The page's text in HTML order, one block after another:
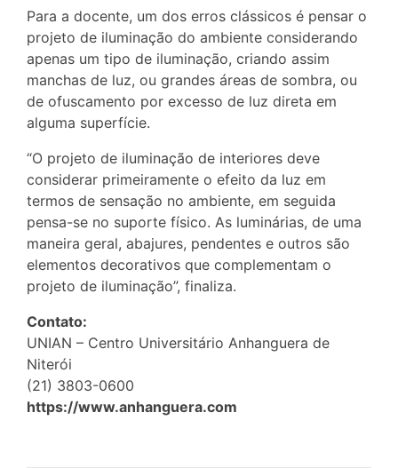
Para a docente, um dos erros clássicos é pensar o
projeto de iluminação do ambiente considerando
apenas um tipo de iluminação, criando assim
manchas de luz, ou grandes áreas de sombra, ou
de ofuscamento por excesso de luz direta em
alguma superfície.
“O projeto de iluminação de interiores deve
considerar primeiramente o efeito da luz em
termos de sensação no ambiente, em seguida
pensa-se no suporte físico. As luminárias, de uma
maneira geral, abajures, pendentes e outros são
elementos decorativos que complementam o
projeto de iluminação”, finaliza.
Contato:
UNIAN – Centro Universitário Anhanguera de
Niterói
(21) 3803-0600
https://www.anhanguera.com